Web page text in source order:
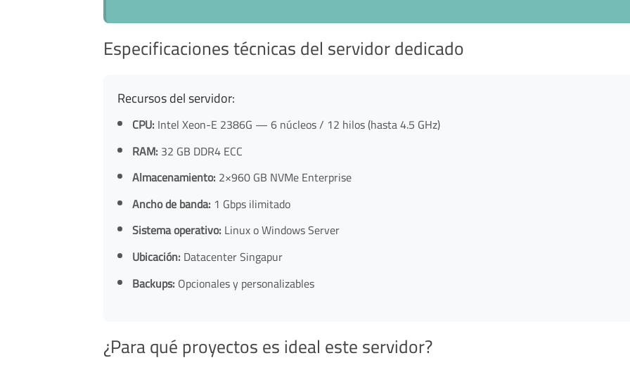
Especificaciones técnicas del servidor dedicado
Recursos del servidor:
CPU: Intel Xeon-E 2386G — 6 núcleos / 12 hilos (hasta 4.5 GHz)
RAM: 32 GB DDR4 ECC
Almacenamiento: 2×960 GB NVMe Enterprise
Ancho de banda: 1 Gbps ilimitado
Sistema operativo: Linux o Windows Server
Ubicación: Datacenter Singapur
Backups: Opcionales y personalizables
¿Para qué proyectos es ideal este servidor?